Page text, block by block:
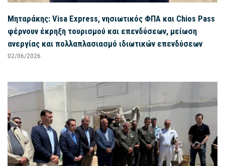
Μηταράκης: Visa Express, νησιωτικός ΦΠΑ και Chios Pass
φέρνουν έκρηξη τουρισμού και επενδύσεων, μείωση
ανεργίας και πολλαπλασιασμό ιδιωτικών επενδύσεων
02/06/2026